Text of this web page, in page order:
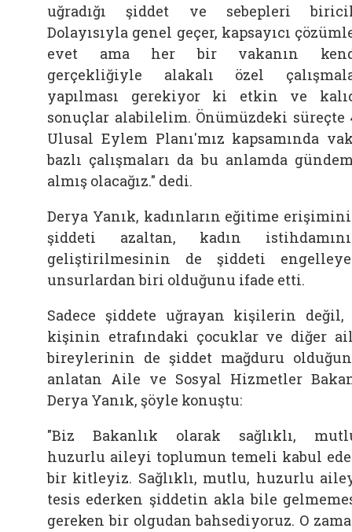
uğradığı şiddet ve sebepleri
Dolayısıyla genel geçer, kapsayıcı
evet ama her bir vakanın
gerçekliğiyle alakalı özel
yapılması gerekiyor ki etkin ve
sonuçlar alabilelim. Önümüzdeki süreçte
Ulusal Eylem Planı'mız kapsamında
bazlı çalışmaları da bu anlamda
almış olacağız." dedi.
Derya Yanık, kadınların eğitime
şiddeti azaltan,
kadın
geliştirilmesinin de şiddeti
unsurlardan biri olduğunu ifade etti.
Sadece şiddete uğrayan kişilerin değil,
kişinin etrafındaki çocuklar ve diğer
bireylerinin de şiddet mağduru
anlatan Aile ve Sosyal Hizmetler
Derya Yanık, şöyle konuştu:
"Biz Bakanlık olarak sağlıklı,
huzurlu aileyi toplumun temeli kabul
bir kitleyiz. Sağlıklı, mutlu, huzurlu
tesis ederken şiddetin akla bile
gereken bir olgudan bahsediyoruz. O